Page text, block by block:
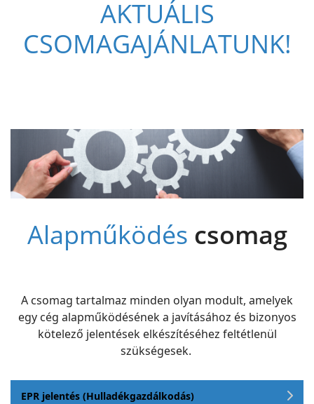
AKTUÁLIS
CSOMAGAJÁNLATUNK!
Alapműködés csomag
A csomag tartalmaz minden olyan modult, amelyek
egy cég alapműködésének a javításához és bizonyos
kötelező jelentések elkészítéséhez feltétlenül
szükségesek.
EPR jelentés (Hulladékgazdálkodás)